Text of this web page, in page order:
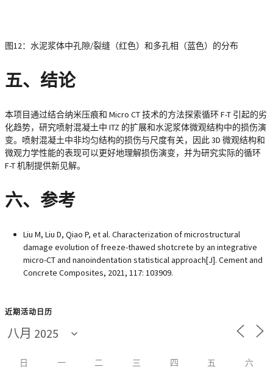
图12：水泥浆体中孔隙/裂缝（红色）和多孔相（蓝色）的分布
五、结论
本项目通过结合纳米压痕和 Micro CT 技术的方法探索循环 F-T 引起的劣
化趋势，研究喷射混凝土中 ITZ 的扩展和水泥浆体微观结构中的损伤演
变。喷射混凝土中非均匀结构的损伤与尺度有关，因此 3D 微观结构和
微观力学性能的表现可以更好地理解损伤演变，并为研究实际的循环
F-T 机制提供新见解。
六、参考
Liu M, Liu D, Qiao P, et al. Characterization of microstructural
damage evolution of freeze-thawed shotcrete by an integrative
micro-CT and nanoindentation statistical approach[J]. Cement and
Concrete Composites, 2021, 117: 103909.
近期活动日历
日 一 二 三 四 五 六